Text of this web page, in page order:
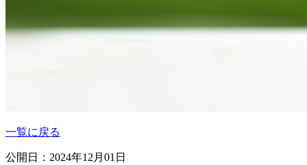
一覧に戻る
公開日：2024年12月01日